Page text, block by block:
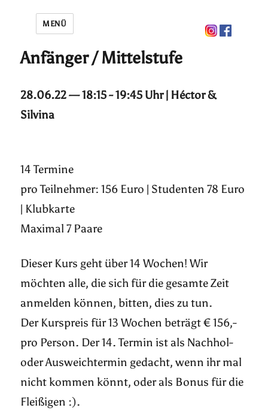
MENÜ
Anfänger / Mittelstufe
28.06.22 — 18:15 - 19:45 Uhr | Héctor &
Silvina
14 Termine
pro Teilnehmer: 156 Euro | Studenten 78 Euro
| Klubkarte
Maximal 7 Paare
Dieser Kurs geht über 14 Wochen! Wir
möchten alle, die sich für die gesamte Zeit
anmelden können, bitten, dies zu tun.
Der Kurspreis für 13 Wochen beträgt € 156,-
pro Person. Der 14. Termin ist als Nachhol-
oder Ausweichtermin gedacht, wenn ihr mal
nicht kommen könnt, oder als Bonus für die
Fleißigen :).